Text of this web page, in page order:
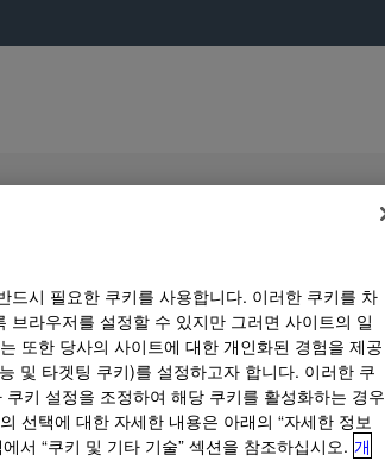
Blend
구매 옵션
드시 필요한 쿠키를 사용합니다. 이러한 쿠키를 차
라우저를 설정할 수 있지만 그러면 사이트의 일
또한 당사의 사이트에 대한 개인화된 경험을 제공
및 타겟팅 쿠키)를 설정하고자 합니다. 이러한 쿠
키 설정을 조정하여 해당 쿠키를 활성화하는 경우
선택에 대한 자세한 내용은 아래의 “자세한 정보
서 “쿠키 및 기타 기술” 섹션을 참조하십시오. 개